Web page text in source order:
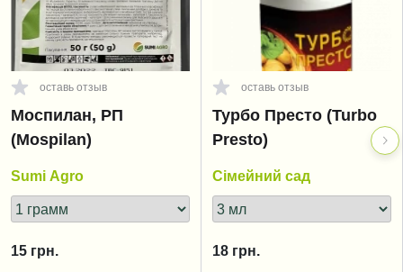
оставь отзыв
Моспилан, РП
(Mospilan)
Sumi Agro
15 грн.
оставь отзыв
Турбо Престо (Turbo
Presto)
Сімейний сад
18 грн.